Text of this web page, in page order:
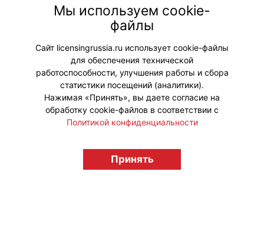
Предзаказы на Monopoly Formula 1
Edition стартовали 20 мая, а
полноценный релиз запланирован
на 15 июля 2026 года.
#Коллаборации
licensingrussia.ru, 2009-2026 12+
Мы используем cookie-
файлы
Сайт licensingrussia.ru использует cookie-файлы
для обеспечения технической
работоспособности, улучшения работы и сбора
статистики посещений (аналитики).
Нажимая «Принять», вы даете согласие на
обработку cookie-файлов в соответствии с
Политикой конфиденциальности
Принять